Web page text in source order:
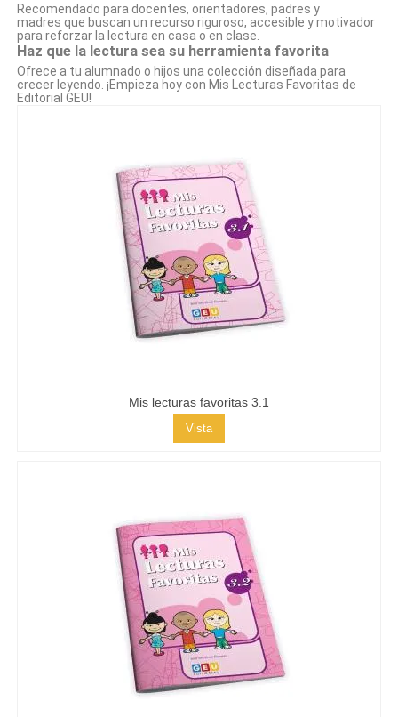
Recomendado para docentes, orientadores, padres y
madres que buscan un recurso riguroso, accesible y motivador
para reforzar la lectura en casa o en clase.
Haz que la lectura sea su herramienta favorita
Ofrece a tu alumnado o hijos una colección diseñada para
crecer leyendo. ¡Empieza hoy con Mis Lecturas Favoritas de
Editorial GEU!
Mis lecturas favoritas 3.1
Vista